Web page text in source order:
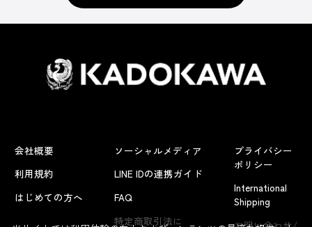
よくあるお問い合わせ
会社概要
利用規約
はじめての方へ
ソーシャルメディア
LINE IDの連携ガイド
FAQ
特定商取引法に
プライバシー
ポリシー
International
Shipping